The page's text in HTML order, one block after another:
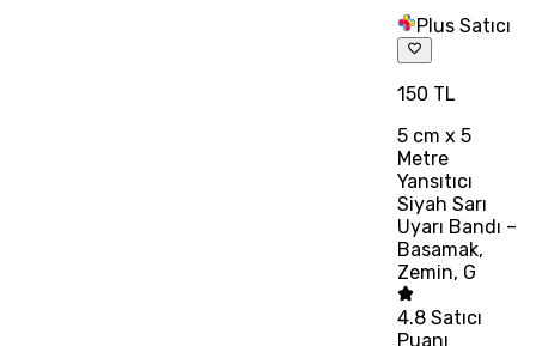
Plus Satıcı
150 TL
5 cm x 5
Metre
Yansıtıcı
Siyah Sarı
Uyarı Bandı –
Basamak,
Zemin, G
4.8 Satıcı
Puanı